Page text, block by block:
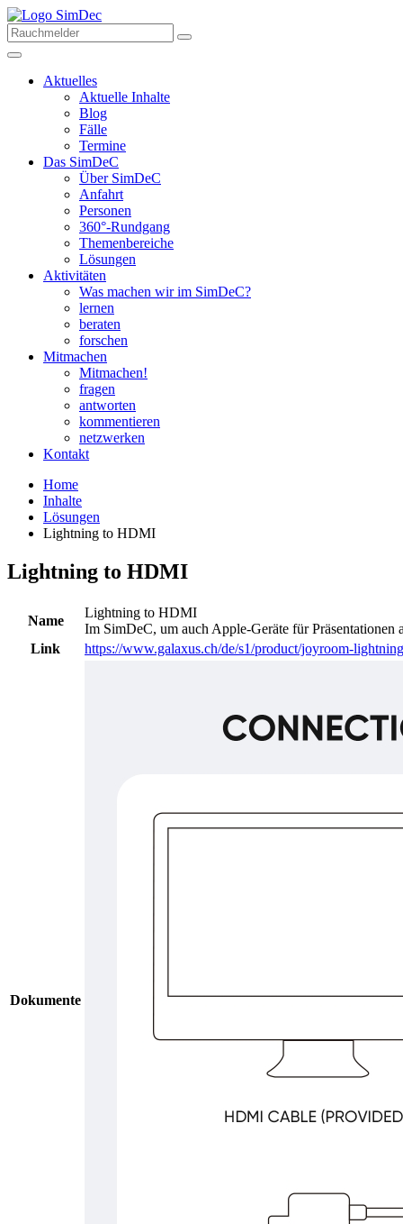
Aktuelles
Aktuelle Inhalte
Blog
Fälle
Termine
Das SimDeC
Über SimDeC
Anfahrt
Personen
360°-Rundgang
Themenbereiche
Lösungen
Aktivitäten
Was machen wir im SimDeC?
lernen
beraten
forschen
Mitmachen
Mitmachen!
fragen
antworten
kommentieren
netzwerken
Kontakt
Home
Inhalte
Lösungen
Lightning to HDMI
Lightning to HDMI
Name
Lightning to HDMI
Im SimDeC, um auch Apple-Geräte für Präsentationen
Link
https://www.galaxus.ch/de/s1/product/joyroom-
Dokumente